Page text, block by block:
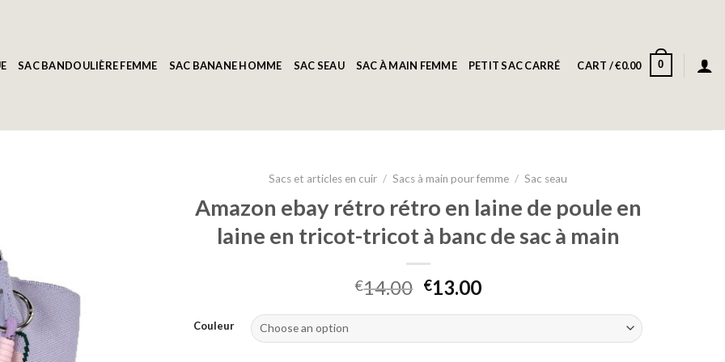
SAC BANDOULIÈRE FEMME SAC BANANE HOMME SAC SEAU SAC À MAIN FEMME PETIT SAC CARRÉ CART /€0.00 0
Sacs et articles en cuir / Sacs à main pour femme / Sac seau
Amazon ebay rétro rétro en laine de poule en
laine en tricot-tricot à banc de sac à main
€14.00 €13.00
Couleur